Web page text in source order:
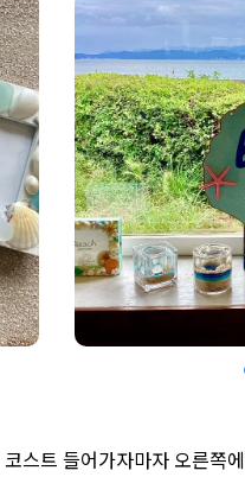
스트 들어가자마자 오른쪽